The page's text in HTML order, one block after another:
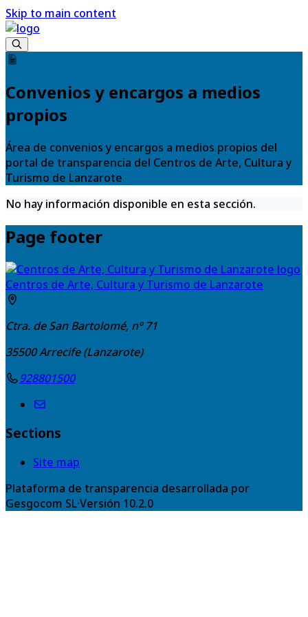
Skip to main content
Convenios y encargos a medios
propios
Área de convenios y encargos a medios propios del
portal de transparencia del Centros de Arte, Cultura y
Turismo de Lanzarote
No hay información disponible en esta sección.
Page footer
Centros de Arte, Cultura y Turismo de Lanzarote
Ctra. de San Bartolomé, nº 71
35500Arrecife (Lanzarote)
928801500
Sections
Site map
Plataforma de transparencia desarrollada por
Gesgocom SL·Versión 10.2.0